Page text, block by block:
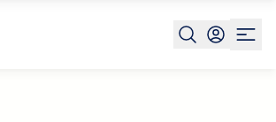
Samarate